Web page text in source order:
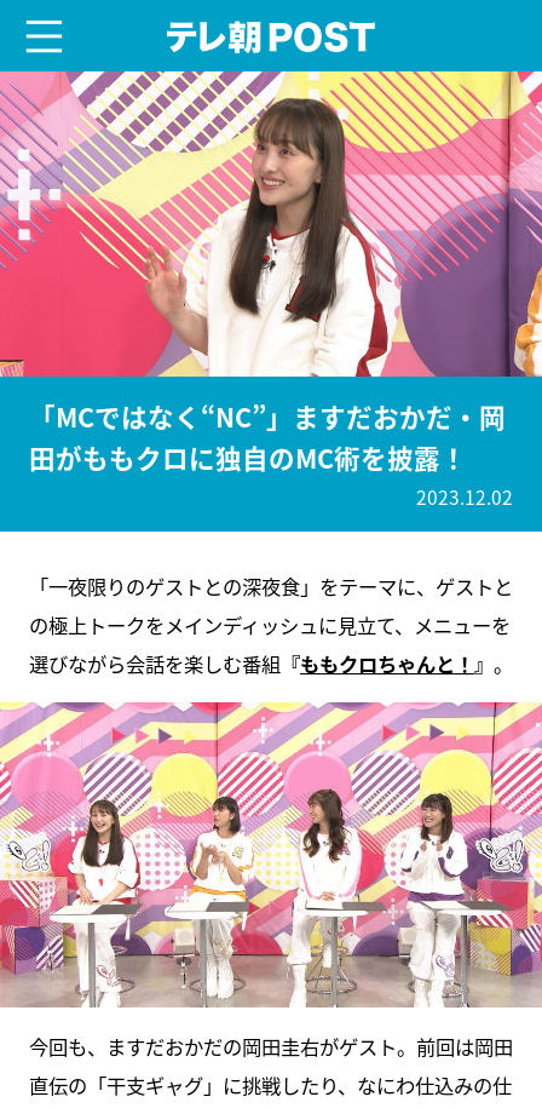
「MCではなく“NC”」ますだおかだ・岡
田がももクロに独自のMC術を披露！
2023.12.02
「一夜限りのゲストとの深夜食」をテーマに、ゲストと
の極上トークをメインディッシュに見立て、メニューを
選びながら会話を楽しむ番組 『ももクロちゃんと！ 』 。
今回も、ますだおかだの岡田圭右がゲスト。前回は岡田
直伝の「干支ギャグ」に挑戦したり、なにわ仕込みの仕